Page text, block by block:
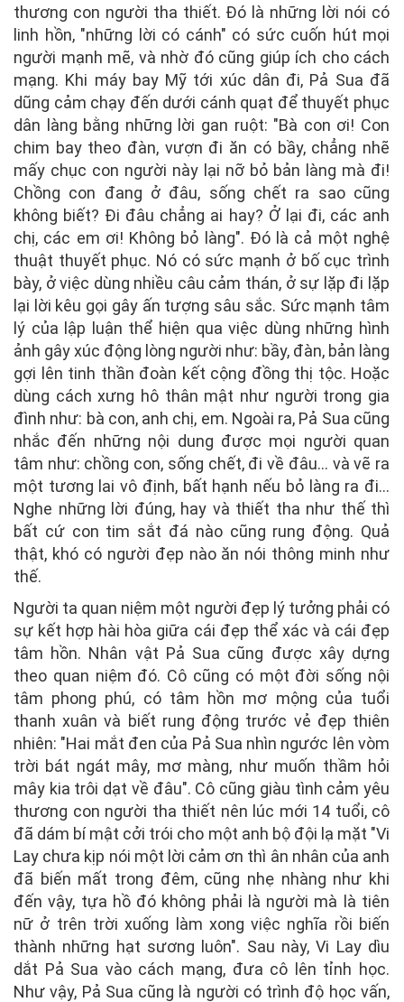
thương con người tha thiết. Đó là những lời nói có
linh hồn, "những lời có cánh" có sức cuốn hút mọi
người mạnh mẽ, và nhờ đó cũng giúp ích cho cách
mạng. Khi máy bay Mỹ tới xúc dân đi, Pả Sua đã
dũng cảm chạy đến dưới cánh quạt để thuyết phục
dân làng bằng những lời gan ruột: "Bà con ơi! Con
chim bay theo đàn, vượn đi ăn có bầy, chẳng nhẽ
mấy chục con người này lại nỡ bỏ bản làng mà đi!
Chồng con đang ở đâu, sống chết ra sao cũng
không biết? Đi đâu chẳng ai hay? Ở lại đi, các anh
chị, các em ơi! Không bỏ làng". Đó là cả một nghệ
thuật thuyết phục. Nó có sức mạnh ở bố cục trình
bày, ở việc dùng nhiều câu cảm thán, ở sự lặp đi lặp
lại lời kêu gọi gây ấn tượng sâu sắc. Sức mạnh tâm
lý của lập luận thể hiện qua việc dùng những hình
ảnh gây xúc động lòng người như: bầy, đàn, bản làng
gợi lên tinh thần đoàn kết cộng đồng thị tộc. Hoặc
dùng cách xưng hô thân mật như người trong gia
đình như: bà con, anh chị, em. Ngoài ra, Pả Sua cũng
nhắc đến những nội dung được mọi người quan
tâm như: chồng con, sống chết, đi về đâu... và vẽ ra
một tương lai vô định, bất hạnh nếu bỏ làng ra đi...
Nghe những lời đúng, hay và thiết tha như thế thì
bất cứ con tim sắt đá nào cũng rung động. Quả
thật, khó có người đẹp nào ăn nói thông minh như
thế.
Người ta quan niệm một người đẹp lý tưởng phải có
sự kết hợp hài hòa giữa cái đẹp thể xác và cái đẹp
tâm hồn. Nhân vật Pả Sua cũng được xây dựng
theo quan niệm đó. Cô cũng có một đời sống nội
tâm phong phú, có tâm hồn mơ mộng của tuổi
thanh xuân và biết rung động trước vẻ đẹp thiên
nhiên: "Hai mắt đen của Pả Sua nhìn ngước lên vòm
trời bát ngát mây, mơ màng, như muốn thầm hỏi
mây kia trôi dạt về đâu". Cô cũng giàu tình cảm yêu
thương con người tha thiết nên lúc mới 14 tuổi, cô
đã dám bí mật cởi trói cho một anh bộ đội lạ mặt "Vi
Lay chưa kịp nói một lời cảm ơn thì ân nhân của anh
đã biến mất trong đêm, cũng nhẹ nhàng như khi
đến vậy, tựa hồ đó không phải là người mà là tiên
nữ ở trên trời xuống làm xong việc nghĩa rồi biến
thành những hạt sương luôn". Sau này, Vi Lay dìu
dắt Pả Sua vào cách mạng, đưa cô lên tỉnh học.
Như vậy, Pả Sua cũng là người có trình độ học vấn,